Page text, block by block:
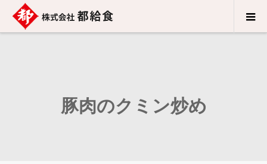
豚肉のクミン炒め